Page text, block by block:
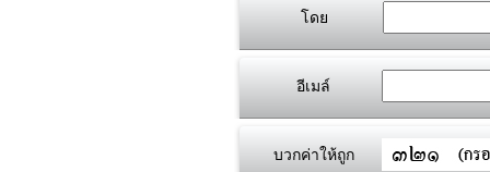
โดย
อีเมล์
บวกค่าให้ถูก